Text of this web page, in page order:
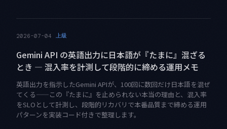
2026-07-04 上級
Gemini API の英語出力に日本語が『たまに』混ざる
とき — 混入率を計測して段階的に締める運用メモ
英語出力を指示したGemini APIが、100回に数回だけ日本語を混ぜ
てくる——この『たまに』を止められない本当の理由と、混入率
をSLOとして計測し、段階的リカバリで本番品質まで締める運用
パターンを実装コード付きで整理します。